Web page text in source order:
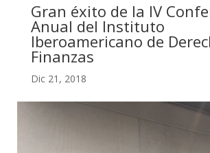
Gran éxito de la IV
Anual del Instituto
Iberoamericano de
Finanzas
Dic 21, 2018